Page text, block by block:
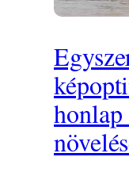
honlap